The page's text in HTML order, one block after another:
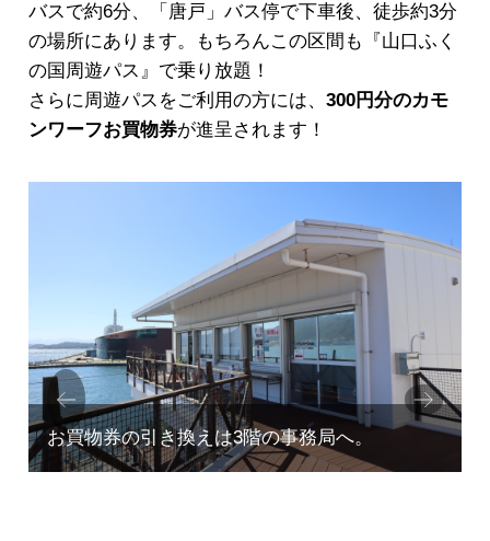
バスで約6分、「唐戸」バス停で下車後、徒歩約3分
の場所にあります。もちろんこの区間も『山口ふく
の国周遊パス』で乗り放題！
さらに周遊パスをご利用の方には、 300円分のカモ
ンワーフお買物券が進呈されます！
Prev
ious
Next